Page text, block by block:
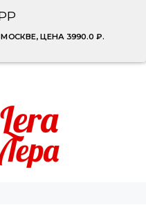
МОСКВЕ, ЦЕНА 3990.0 ₽.